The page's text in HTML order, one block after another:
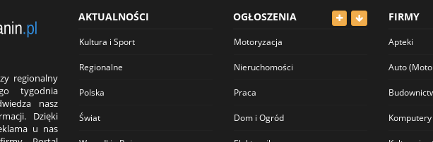
regionalny
tygodnia
nasz
Dzięki
u nas
AKTUALNOŚCI
Kultura i Sport
Regionalne
Polska
Świat
OGŁOSZENIA
Motoryzacja
Nieruchomości
Praca
Dom i Ogród
FIRMY
Apteki
Auto
Komputery